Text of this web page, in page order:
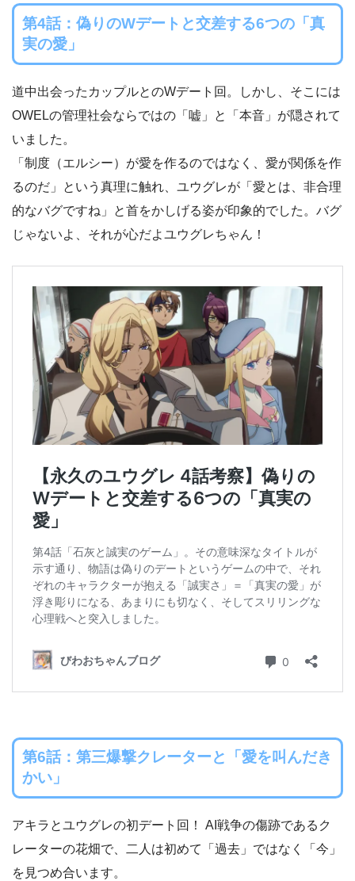
第4話：偽りのWデートと交差する6つの「真
実の愛」
道中出会ったカップルとのWデート回。しかし、そこには
OWELの管理社会ならではの「嘘」と「本音」が隠されて
いました。
「制度（エルシー）が愛を作るのではなく、愛が関係を作
るのだ」という真理に触れ、ユウグレが「愛とは、非合理
的なバグですね」と首をかしげる姿が印象的でした。バグ
じゃないよ、それが心だよユウグレちゃん！
第6話：第三爆撃クレーターと「愛を叫んだき
かい」
アキラとユウグレの初デート回！ AI戦争の傷跡であるク
レーターの花畑で、二人は初めて「過去」ではなく「今」
を見つめ合います。